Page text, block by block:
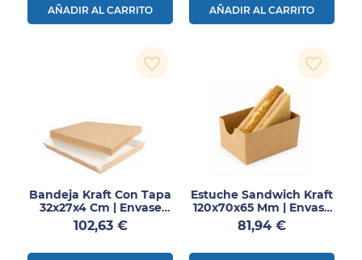
AÑADIR AL CARRITO AÑADIR AL CARRITO
Bandeja Kraft Con Tapa
32x27x4 Cm | Envase
Take Away 150 Uds
Precio
102,63 €
favorite_border
Estuche Sandwich Kraft
120x70x65 Mm | Envase
Take Away 500 Uds
Precio
81,94 €
favorite_border